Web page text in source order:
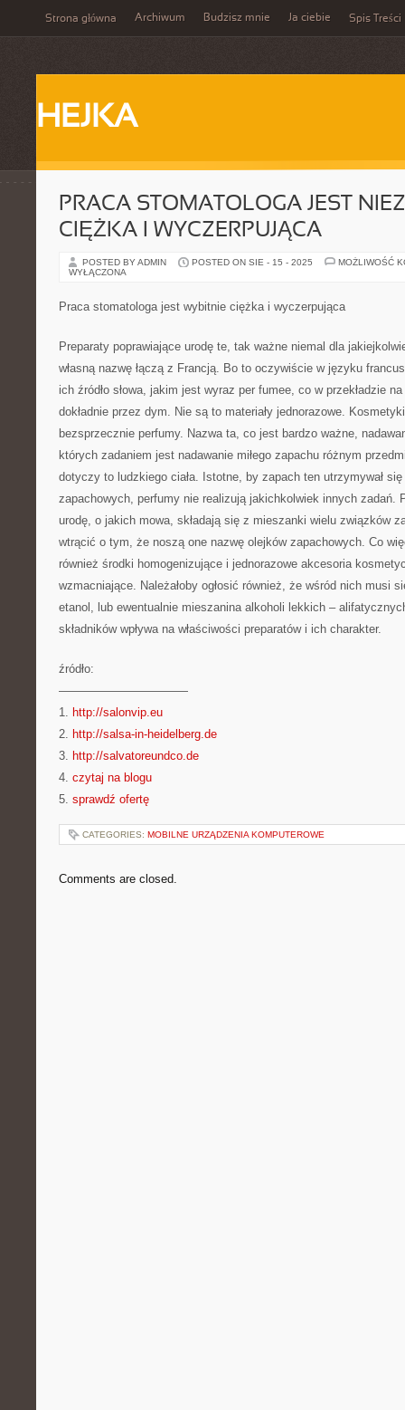
Strona główna Archiwum Budzisz mnie Ja ciebie Spis Treści
HEJKA
PRACA STOMATOLOGA JEST
CIĘŻKA I WYCZERPUJĄCA
POSTED BY ADMIN POSTED ON SIE - 15 - 2025
MOŻLIWOŚĆ
WYŁĄCZONA
Praca stomatologa jest wybitnie ciężka i wyczerpująca
Preparaty poprawiające urodę te, tak ważne niemal dla
własną nazwę łączą z Francją. Bo to oczywiście w języku
ich źródło słowa, jakim jest wyraz per fumee, co w przekładzie
dokładnie przez dym. Nie są to materiały jednorazowe.
bezsprzecznie perfumy. Nazwa ta, co jest bardzo ważne,
których zadaniem jest nadawanie miłego zapachu różnym
dotyczy to ludzkiego ciała. Istotne, by zapach ten utrzymywał
zapachowych, perfumy nie realizują jakichkolwiek innych zadań.
urodę, o jakich mowa, składają się z mieszanki wielu związków
wtrącić o tym, że noszą one nazwę olejków zapachowych. Co
również środki homogenizujące i jednorazowe akcesoria
wzmacniające. Należałoby ogłosić również, że wśród nich musi
etanol, lub ewentualnie mieszanina alkoholi lekkich –
składników wpływa na właściwości preparatów i ich charakter.
źródło:
———————————
1. http://salonvip.eu
2. http://salsa-in-heidelberg.de
3. http://salvatoreundco.de
4. czytaj na blogu
5. sprawdź ofertę
CATEGORIES: MOBILNE URZĄDZENIA KOMPUTEROWE
Comments are closed.